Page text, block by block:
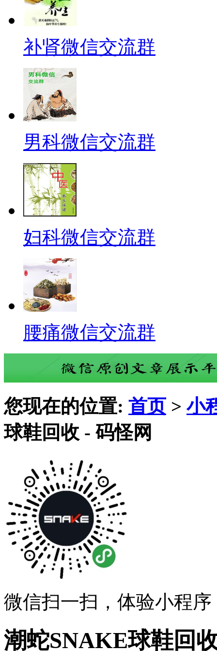
补肾微信交流群
男科微信交流群
妇科微信交流群
腰痛微信交流群
您现在的位置: 首页 >小
球鞋回收 - 码怪网
微信扫一扫，体验小程序
潮蛇SNAKE球鞋回